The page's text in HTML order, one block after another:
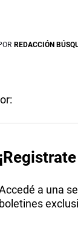
REDACCIÓN
a una
boletines